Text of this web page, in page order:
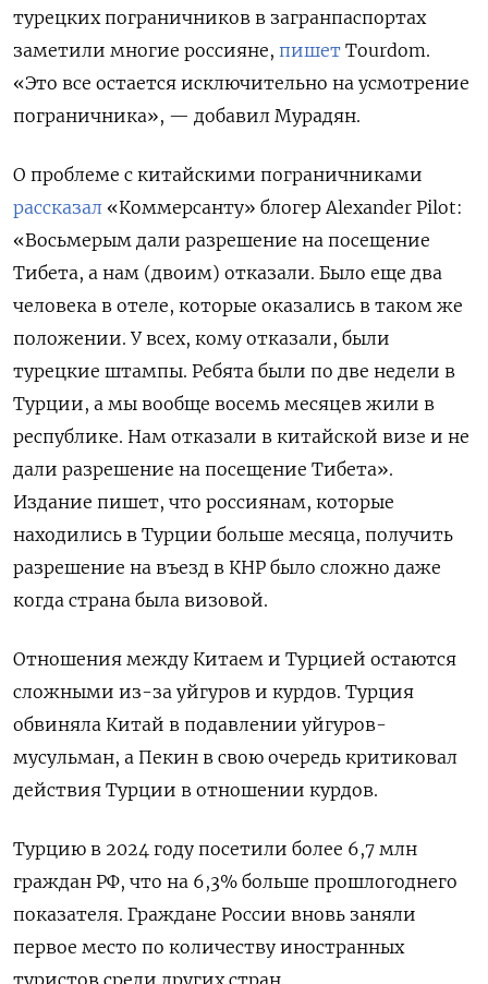
турецких пограничников в загранпаспортах
заметили многие россияне, пишет Tourdom.
«Это все остается исключительно на усмотрение
пограничника», — добавил Мурадян.
О проблеме с китайскими пограничниками
рассказал «Коммерсанту» блогер Alexander Pilot:
«Восьмерым дали разрешение на посещение
Тибета, а нам (двоим) отказали. Было еще два
человека в отеле, которые оказались в таком же
положении. У всех, кому отказали, были
турецкие штампы. Ребята были по две недели в
Турции, а мы вообще восемь месяцев жили в
республике. Нам отказали в китайской визе и не
дали разрешение на посещение Тибета».
Издание пишет, что россиянам, которые
находились в Турции больше месяца, получить
разрешение на въезд в КНР было сложно даже
когда страна была визовой.
Отношения между Китаем и Турцией остаются
сложными из-за уйгуров и курдов. Турция
обвиняла Китай в подавлении уйгуров-
мусульман, а Пекин в свою очередь критиковал
действия Турции в отношении курдов.
Турцию в 2024 году посетили более 6,7 млн
граждан РФ, что на 6,3% больше прошлогоднего
показателя. Граждане России вновь заняли
первое место по количеству иностранных
туристов среди других стран.